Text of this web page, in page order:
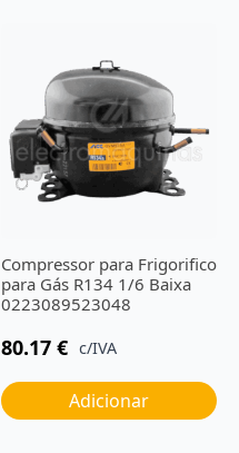
Compressor para Frigorifico
para Gás R134 1/6 Baixa
0223089523048
80.17 € c/IVA
Adicionar